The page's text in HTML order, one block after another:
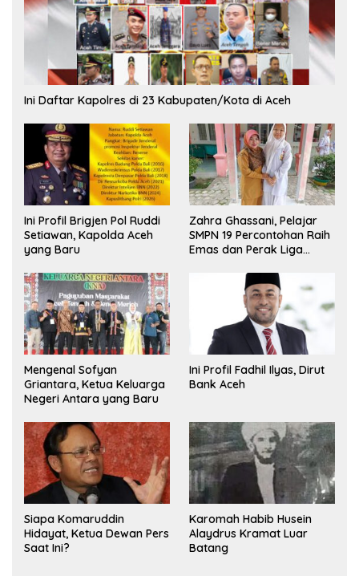
Ini Daftar Kapolres di 23 Kabupaten/Kota di Aceh
Ini Profil Brigjen Pol Ruddi
Setiawan, Kapolda Aceh
yang Baru
Zahra Ghassani, Pelajar
SMPN 19 Percontohan Raih
Emas dan Perak Liga
Mengenal Sofyan
Griantara, Ketua Keluarga
Negeri Antara yang Baru
Ini Profil Fadhil Ilyas, Dirut
Bank Aceh
Siapa Komaruddin
Hidayat, Ketua Dewan Pers
Saat Ini?
Karomah Habib Husein
Alaydrus Kramat Luar
Batang